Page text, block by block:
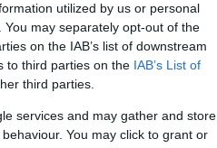
utilized by us or personal
may separately opt-out of the
on the IAB’s list of downstream
to third parties on the IAB’s List of
third parties.
services and may gather and store
You may click to grant or